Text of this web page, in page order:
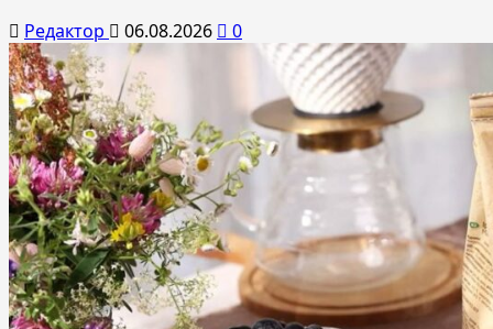
Редактор 06.08.2026 0